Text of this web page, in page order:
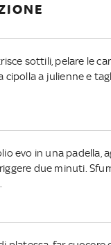
sottili, pelare le
cipolla a julienne e
evo in una padella,
due minuti.